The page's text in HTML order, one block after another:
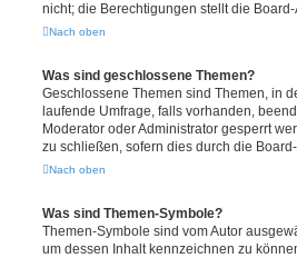
nicht; die Berechtigungen stellt die
Nach oben
Was sind geschlossene Themen?
Geschlossene Themen sind Themen, in
laufende Umfrage, falls vorhanden,
Moderator oder Administrator gesperrt
zu schließen, sofern dies durch die
Nach oben
Was sind Themen-Symbole?
Themen-Symbole sind vom Autor
um dessen Inhalt kennzeichnen zu